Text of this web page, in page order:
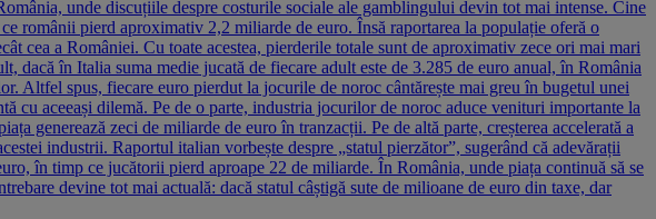
unde discuțiile despre costurile sociale ale gamblingului devin tot mai intense. Cine
românii pierd aproximativ 2,2 miliarde de euro. Însă raportarea la populație oferă o
cea a României. Cu toate acestea, pierderile totale sunt de aproximativ zece ori mai mari
dacă în Italia suma medie jucată de fiecare adult este de 3.285 de euro anual, în România
Altfel spus, fiecare euro pierdut la jocurile de noroc cântărește mai greu în bugetul unei
aceeași dilemă. Pe de o parte, industria jocurilor de noroc aduce venituri importante la
generează zeci de miliarde de euro în tranzacții. Pe de altă parte, creșterea accelerată a
industrii. Raportul italian vorbește despre „statul pierzător”, sugerând că adevărații
în timp ce jucătorii pierd aproape 22 de miliarde. În România, unde piața continuă să se
devine tot mai actuală: dacă statul câștigă sute de milioane de euro din taxe, dar